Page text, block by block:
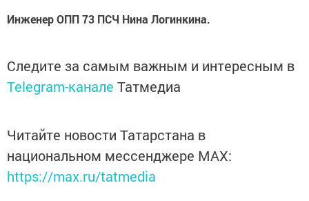
Инженер ОПП 73 ПСЧ Нина Логинкина.
Следите за самым важным и интересным в
Telegram-канале Татмедиа
Читайте новости Татарстана в
национальном мессенджере MАХ:
https://max.ru/tatmedia